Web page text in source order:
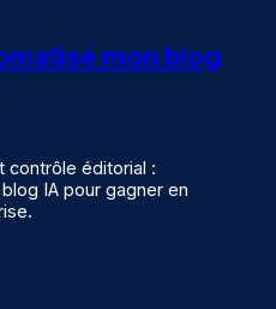
mon blog
contrôle éditorial :
IA pour gagner en